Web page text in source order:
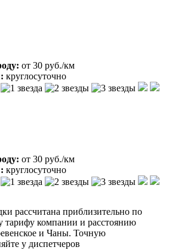
от 30 руб./км
круглосуточно
от 30 руб./км
круглосуточно
рассчитана приблизительно по
тарифу компании и расстоянию
и Чаны. Точную
у диспетчеров